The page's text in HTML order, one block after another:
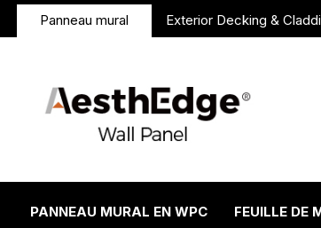
Panneau mural Exterior Decking &
PANNEAU MURAL EN WPC FEUILLE DE